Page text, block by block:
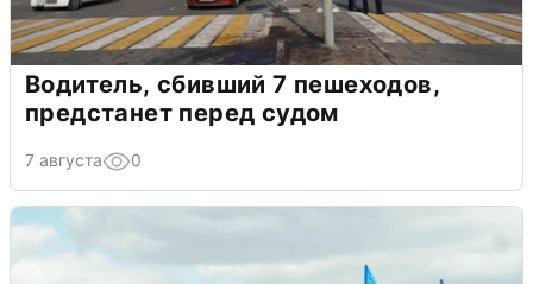
Водитель, сбивший 7 пешеходов,
предстанет перед судом
7 августа 0